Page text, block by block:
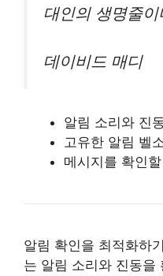
대인의 생명줄이
데이비드 매디
알림 소리와 진
고유한 알림 벨
메시지를 확인
알림 확인을 최적화하
는 알림 소리와 진동을